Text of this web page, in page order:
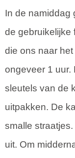
In de namiddag
de gebruikelijke
die ons naar
ongeveer 1 uur.
sleutels van de
uitpakken. De
smalle
uit. Om